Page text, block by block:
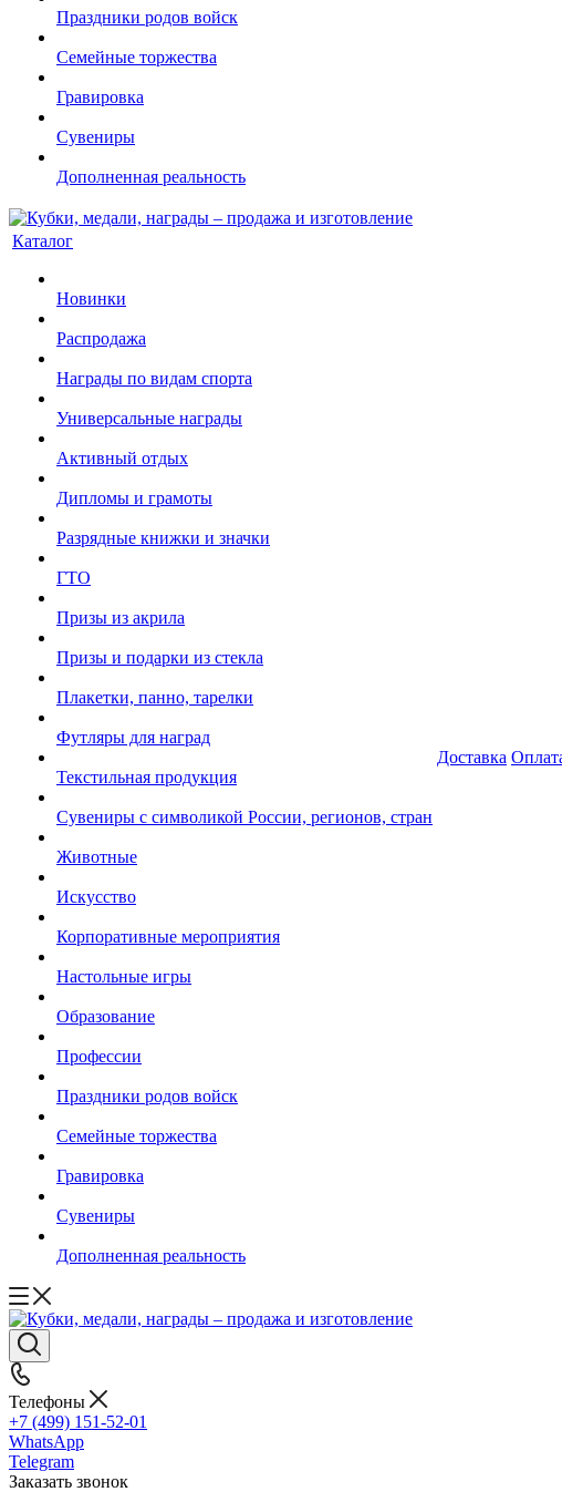
Праздники родов войск
Семейные торжества
Гравировка
Сувениры
Дополненная реальность
Каталог
Новинки
Распродажа
Награды по видам спорта
Универсальные награды
Активный отдых
Дипломы и грамоты
Разрядные книжки и значки
ГТО
Призы из акрила
Призы и подарки из стекла
Плакетки, панно, тарелки
Футляры для наград
Текстильная продукция
Сувениры с символикой России, регионов, стран
Животные
Искусство
Корпоративные мероприятия
Настольные игры
Образование
Профессии
Праздники родов войск
Семейные торжества
Гравировка
Сувениры
Дополненная реальность
Доставка
Телефоны
+7 (499) 151-52-01
WhatsApp
Telegram
Заказать звонок